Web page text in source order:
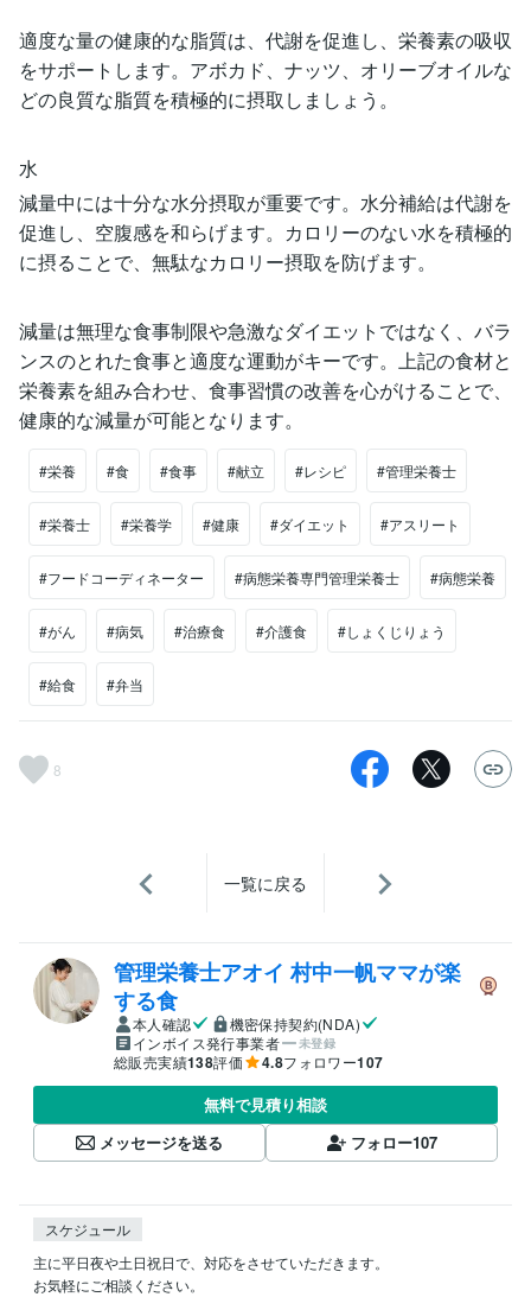
適度な量の健康的な脂質は、代謝を促進し、栄養素の吸収
をサポートします。アボカド、ナッツ、オリーブオイルな
どの良質な脂質を積極的に摂取しましょう。
水
減量中には十分な水分摂取が重要です。水分補給は代謝を
促進し、空腹感を和らげます。カロリーのない水を積極的
に摂ることで、無駄なカロリー摂取を防げます。
減量は無理な食事制限や急激なダイエットではなく、バラ
ンスのとれた食事と適度な運動がキーです。上記の食材と
栄養素を組み合わせ、食事習慣の改善を心がけることで、
健康的な減量が可能となります。
#栄養 #食 #食事 #献立 #レシピ #管理栄養士
#栄養士 #栄養学 #健康 #ダイエット #アスリート
#フードコーディネーター #病態栄養専門管理栄養士 #病態栄養
#がん #病気 #治療食 #介護食 #しょくじりょう
#給食 #弁当
8
一覧に戻る
管理栄養士アオイ 村中一帆ママが楽
する食
本人確認
機密保持契約(NDA)
インボイス発行事業者
未登録
総販売実績138評価 4.8フォロワー107
無料で見積り相談
メッセージを送る
フォロー107
スケジュール
主に平日夜や土日祝日で、対応をさせていただきます。
お気軽にご相談ください。